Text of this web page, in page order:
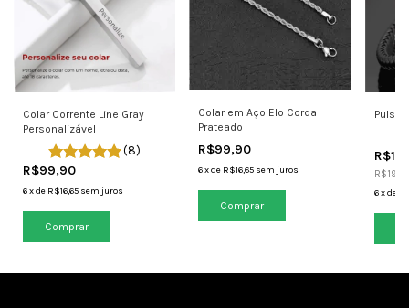
Colar Corrente Line Gray
Personalizável
(8)
R$99,90
6xde R$16,65 sem juros
Colar em Aço Elo Corda
Prateado
R$99,90
6 xde R$16,65 sem juros
Comprar
6xde